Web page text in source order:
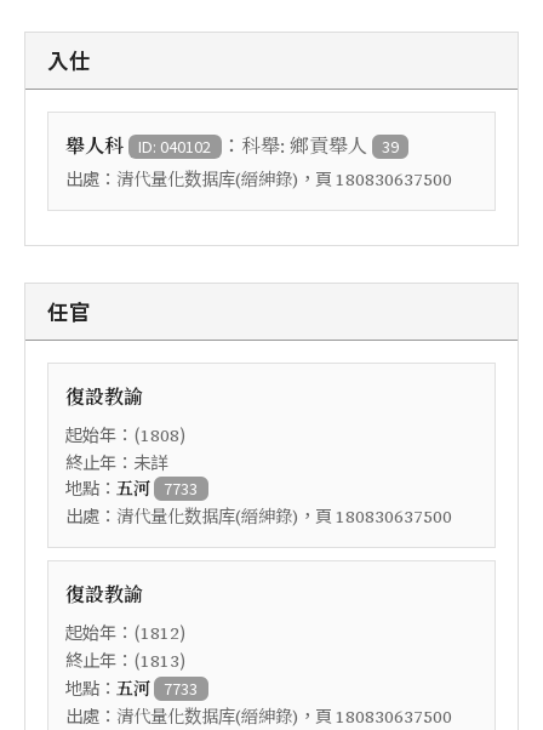
入仕
舉人科 ID: 040102 ： 科舉: 鄉貢舉人 39
出處： 清代量化数据库(縉紳錄) ，頁 180830637500
任官
復設教諭
起始年：(1808)
終止年：未詳
地點： 五河 7733
出處： 清代量化数据库(縉紳錄) ，頁 180830637500
復設教諭
起始年：(1812)
終止年：(1813)
地點： 五河 7733
出處： 清代量化数据库(縉紳錄) ，頁 180830637500